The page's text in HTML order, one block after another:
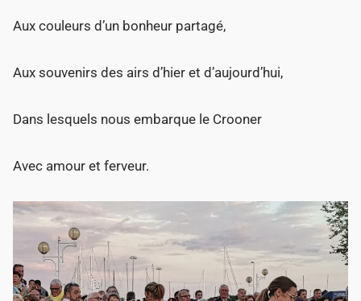
Aux couleurs d’un bonheur partagé,
Aux souvenirs des airs d’hier et d’aujourd’hui,
Dans lesquels nous embarque le Crooner
Avec amour et ferveur.